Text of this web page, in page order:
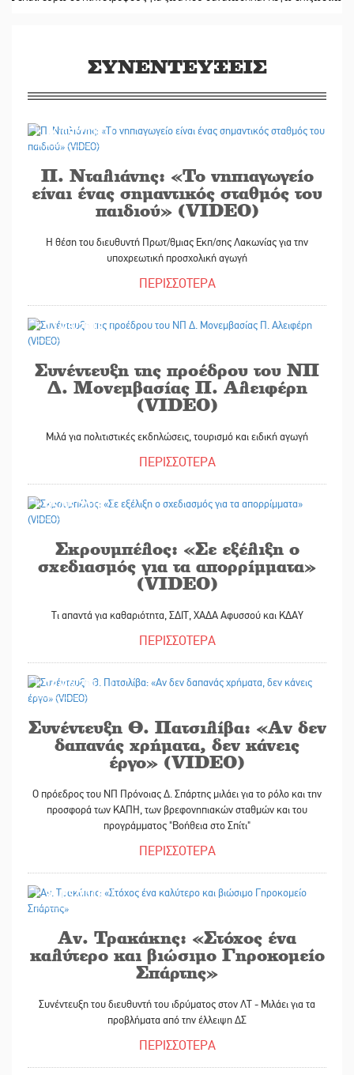
ΣΥΝΕΝΤΕΥΞΕΙΣ
16/05/2018
Π. Νταλιάνης: «Το νηπιαγωγείο
είναι ένας σημαντικός σταθμός του
παιδιού» (VIDEO)
Η θέση του διευθυντή Πρωτ/θμιας Εκπ/σης Λακωνίας για την
υποχρεωτική προσχολική αγωγή
ΠΕΡΙΣΣΟΤΕΡΑ
11/05/2018
Συνέντευξη της προέδρου του ΝΠ
Δ. Μονεμβασίας Π. Αλειφέρη
(VIDEO)
Μιλά για πολιτιστικές εκδηλώσεις, τουρισμό και ειδική αγωγή
ΠΕΡΙΣΣΟΤΕΡΑ
05/05/2018
Σκρουμπέλος: «Σε εξέλιξη ο
σχεδιασμός για τα απορρίμματα»
(VIDEO)
Τι απαντά για καθαριότητα, ΣΔΙΤ, ΧΑΔΑ Αφυσσού και ΚΔΑΥ
ΠΕΡΙΣΣΟΤΕΡΑ
19/04/2018
Συνέντευξη Θ. Πατσιλίβα: «Αν δεν
δαπανάς χρήματα, δεν κάνεις
έργο» (VIDEO)
Ο πρόεδρος του ΝΠ Πρόνοιας Δ. Σπάρτης μιλάει για το ρόλο και την
προσφορά των ΚΑΠΗ, των βρεφονηπιακών σταθμών και του
προγράμματος "Βοήθεια στο Σπίτι"
ΠΕΡΙΣΣΟΤΕΡΑ
31/03/2018
Αν. Τρακάκης: «Στόχος ένα
καλύτερο και βιώσιμο Γηροκομείο
Σπάρτης»
Συνέντευξη του διευθυντή του ιδρύματος στον ΛΤ - Μιλάει για τα
προβλήματα από την έλλειψη ΔΣ
ΠΕΡΙΣΣΟΤΕΡΑ